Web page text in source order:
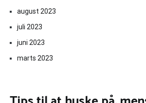
august 2023
juli 2023
juni 2023
marts 2023